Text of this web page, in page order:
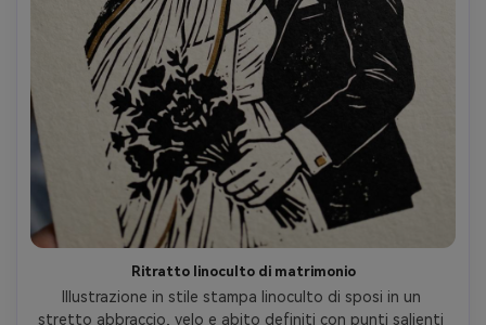
Ritratto linoculto di matrimonio
Illustrazione in stile stampa linoculto di sposi in un
stretto abbraccio, velo e abito definiti con punti salienti